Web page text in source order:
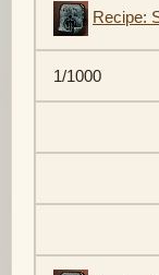
Recipe:
1/1000